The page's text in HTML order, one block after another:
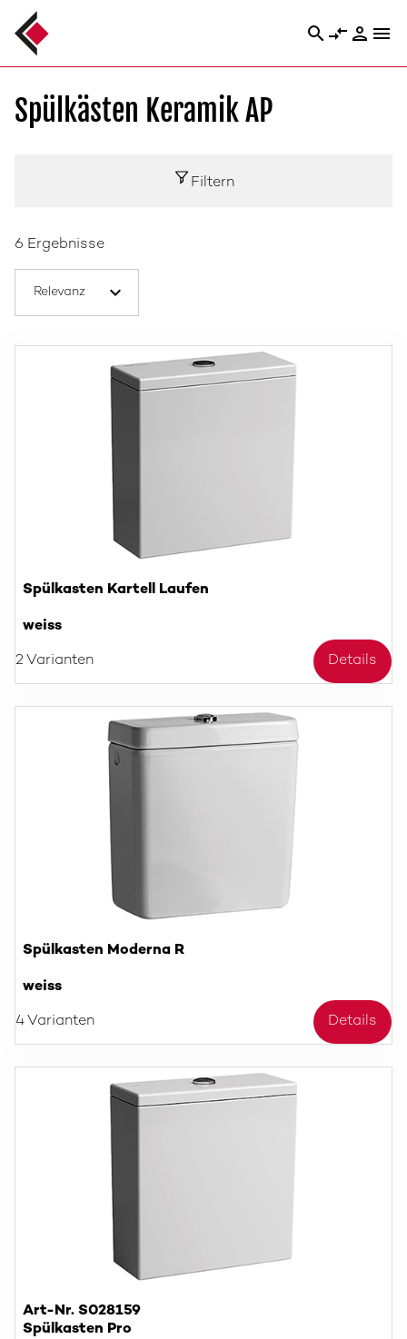
search compare_arrows person menu
Spülkästen Keramik AP
Filtern
6 Ergebnisse
Spülkasten Kartell Laufen
weiss
2 Varianten Details
Spülkasten Moderna R
weiss
4 Varianten Details
Art-Nr. S028159
Spülkasten Pro